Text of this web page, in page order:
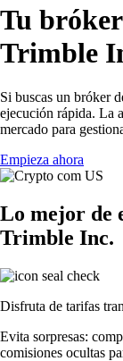
Tu
Trimble
Si buscas un bróker
ejecución rápida. La
mercado para
Empieza ahora
Lo mejor de
Trimble Inc.
Disfruta de tarifas
Evita sorpresas:
comisiones ocultas